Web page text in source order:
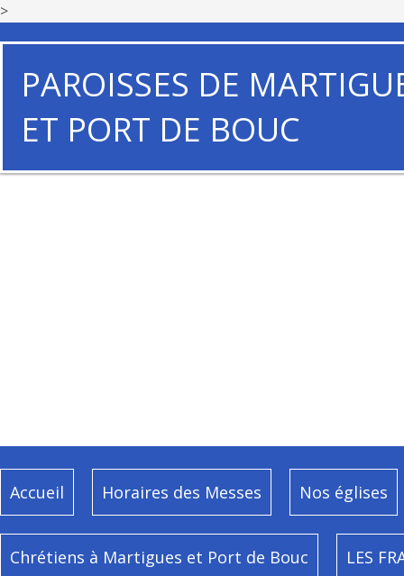
>
PAROISSES DE
ET PORT DE BOUC
Accueil Horaires des Messes Nos églises
Chrétiens à Martigues et Port de Bouc LES